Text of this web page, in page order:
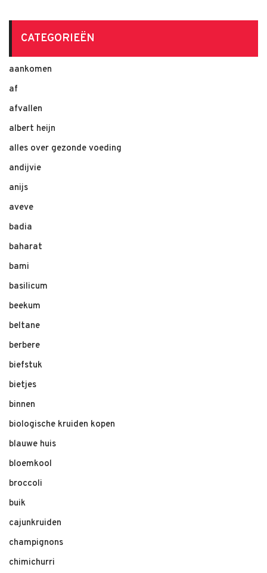
CATEGORIEËN
aankomen
af
afvallen
albert heijn
alles over gezonde voeding
andijvie
anijs
aveve
badia
baharat
bami
basilicum
beekum
beltane
berbere
biefstuk
bietjes
binnen
biologische kruiden kopen
blauwe huis
bloemkool
broccoli
buik
cajunkruiden
champignons
chimichurri